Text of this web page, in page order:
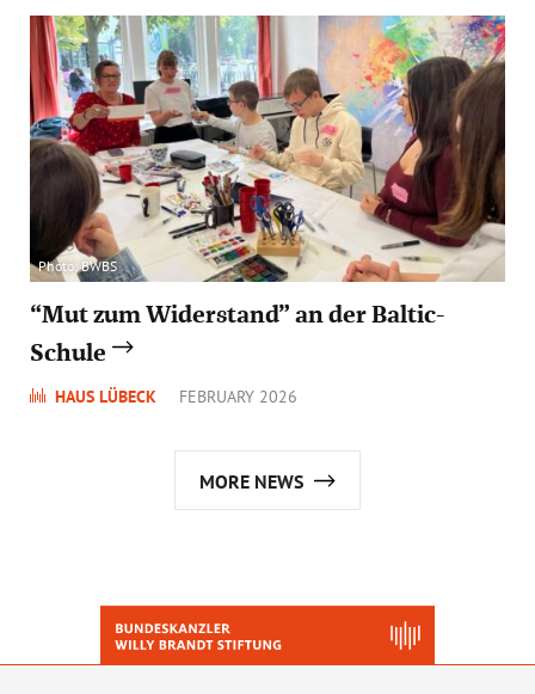
Photo: BWBS
“Mut zum Widerstand” an der Baltic-
Schule
HAUS LÜBECK FEBRUARY 2026
MORE NEWS